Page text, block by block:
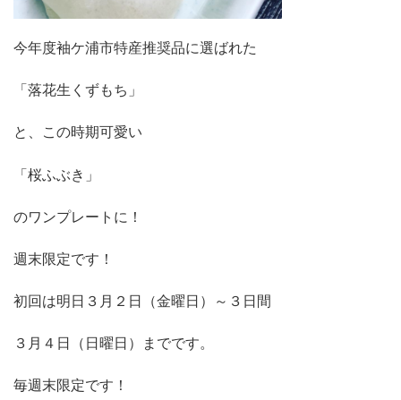
今年度袖ケ浦市特産推奨品に選ばれた
「落花生くずもち」
と、この時期可愛い
「桜ふぶき」
のワンプレートに！
週末限定です！
初回は明日３月２日（金曜日）～３日間
３月４日（日曜日）までです。
毎週末限定です！